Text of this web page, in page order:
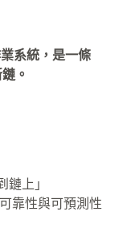
系統，是一條
。
鏈上」
靠性與可預測性